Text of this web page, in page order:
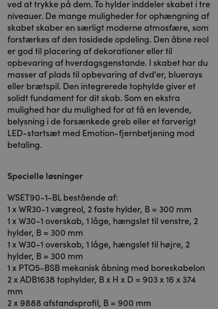
ved at trykke på dem. To hylder inddeler skabet i tre
niveauer. De mange muligheder for ophængning af
skabet skaber en særligt moderne atmosfære, som
forstærkes af den tosidede opdeling. Den åbne reol
er god til placering af dekorationer eller til
opbevaring af hverdagsgenstande. I skabet har du
masser af plads til opbevaring af dvd'er, bluerays
eller brætspil. Den integrerede tophylde giver et
solidt fundament for dit skab. Som en ekstra
mulighed har du mulighed for at få en levende,
belysning i de forsænkede greb eller et farverigt
LED-startsæt med Emotion-fjernbetjening mod
betaling.
Specielle løsninger
WSET90-1-BL bestående af:
1 x WR30-1 vægreol, 2 faste hylder, B = 300 mm
1 x W30-1 overskab, 1 låge, hængslet til venstre, 2
hylder, B = 300 mm
1 x W30-1 overskab, 1 låge, hængslet til højre, 2
hylder, B = 300 mm
1 x PTO5-BSB mekanisk åbning med boreskabelon
2 x ADB1638 tophylder, B x H x D = 903 x 16 x 374
mm
2 x 9888 afstandsprofil, B = 900 mm